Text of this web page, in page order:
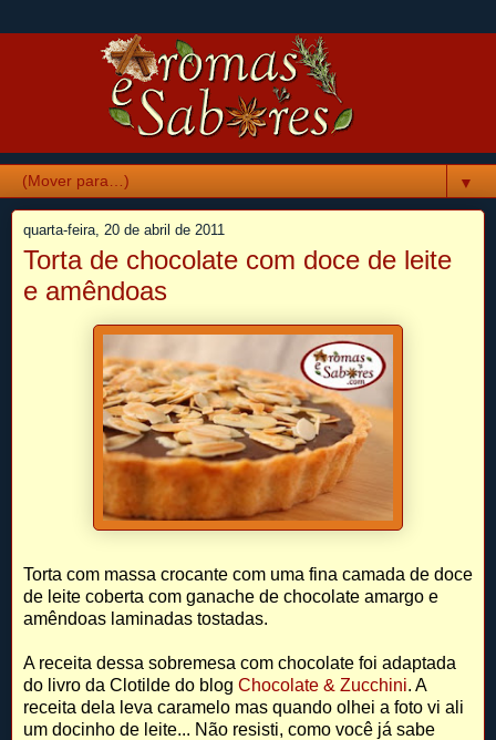
▼
quarta-feira, 20 de abril de 2011
Torta de chocolate com doce de leite
e amêndoas
Torta com massa crocante com uma fina camada de doce
de leite coberta com ganache de chocolate amargo e
amêndoas laminadas tostadas.
A receita dessa sobremesa com chocolate foi adaptada
do livro da Clotilde do blog Chocolate & Zucchini. A
receita dela leva caramelo mas quando olhei a foto vi ali
um docinho de leite... Não resisti, como você já sabe